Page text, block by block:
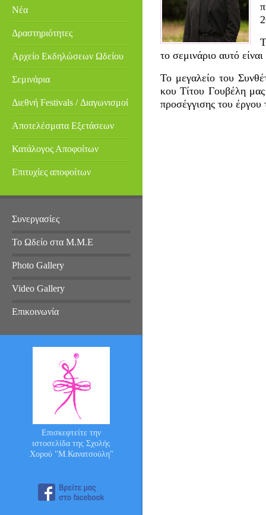
Νέα
Δραστηριότητες
Αρχείο Εκδηλώσεων Ωδείου
Σεμινάρια
Διεθνή Festivals / Διαγωνισμοί
Αποτελέσματα Εξετάσεων
Κατάλογος Αποφοίτων
Επιτυχίες αποφοίτων
Συνεργασίες
Το Ωδείο στα Μ.Μ.Ε
Photo Gallery
Video Gallery
Επικοινωνία
Επισκεφτείτε την
ιστοσελίδα της Σχολής
Χορού "Μ.Κανατσούλη"
το σεμινάριο αυτό
Το μεγαλείο του
κου Τίτου Γουβέλη μας
προσέγγισης του